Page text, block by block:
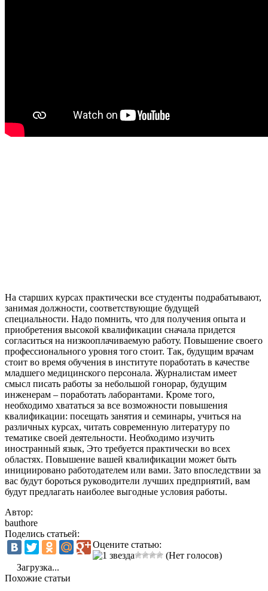
На старших курсах практически все студенты подрабатывают,
занимая должности, соответствующие будущей
специальности. Надо помнить, что для получения опыта и
приобретения высокой квалификации сначала придется
согласиться на низкооплачиваемую работу. Повышение своего
профессионального уровня того стоит. Так, будущим врачам
стоит во время обучения в институте поработать в качестве
младшего медицинского персонала. Журналистам имеет
смысл писать работы за небольшой гонорар, будущим
инженерам – поработать лаборантами. Кроме того,
необходимо хвататься за все возможности повышения
квалификации: посещать занятия и семинары, учиться на
различных курсах, читать современную литературу по
тематике своей деятельности. Необходимо изучить
иностранный язык, Это требуется практически во всех
областях. Повышение вашей квалификации может быть
инициировано работодателем или вами. Зато впоследствии за
вас будут бороться руководители лучших предприятий, вам
будут предлагать наиболее выгодные условия работы.
Автор:
bauthore
Поделись статьей:
Оцените статью:
(Нет голосов)
Загрузка...
Похожие статьи